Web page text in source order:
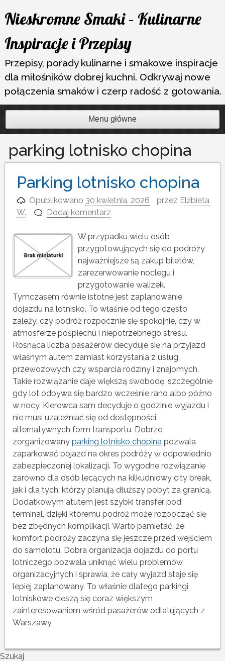
Przejdź
do
treści
Nieskromne Smaki – Kulinarne
Inspiracje i Przepisy
Przepisy, porady kulinarne i smakowe inspiracje
dla miłośników dobrej kuchni. Odkrywaj nowe
połączenia smaków i czerp radość z gotowania.
Menu główne
parking lotnisko chopina
Parking lotnisko chopina
Opublikowano 30 kwietnia, 2026 przez Elżbieta
W.
Dodaj komentarz
W przypadku wielu osób
przygotowujących się do podróży
najważniejsze są zakup biletów,
zarezerwowanie noclegu i
przygotowanie walizek.
Tymczasem równie istotne jest zaplanowanie
dojazdu na lotnisko. To właśnie od tego często
zależy, czy podróż rozpocznie się spokojnie, czy w
atmosferze pośpiechu i niepotrzebnego stresu.
Rosnąca liczba pasażerów decyduje się na przyjazd
własnym autem zamiast korzystania z usług
przewozowych czy wsparcia rodziny i znajomych.
Takie rozwiązanie daje większą swobodę, szczególnie
gdy lot odbywa się bardzo wcześnie rano albo późno
w nocy. Kierowca sam decyduje o godzinie wyjazdu i
nie musi uzależniać się od dostępności
alternatywnych form transportu. Dobrze
zorganizowany parking lotnisko chopinapozwala
zaparkować pojazd na okres podróży w odpowiednio
zabezpieczonej lokalizacji. To wygodne rozwiązanie
zarówno dla osób lecących na kilkudniowy city break,
jak i dla tych, którzy planują dłuższy pobyt za granicą.
Dodatkowym atutem jest szybki transfer pod
terminal, dzięki któremu podróż może rozpocząć się
bez zbędnych komplikacji. Warto pamiętać, że
komfort podróży zaczyna się jeszcze przed wejściem
do samolotu. Dobra organizacja dojazdu do portu
lotniczego pozwala uniknąć wielu problemów
organizacyjnych i sprawia, że cały wyjazd staje się
lepiej zaplanowany. To właśnie dlatego parkingi
lotniskowe cieszą się coraz większym
zainteresowaniem wśród pasażerów odlatujących z
Warszawy.
Szukaj